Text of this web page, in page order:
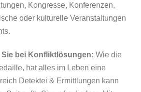
Kongresse, Konferenzen,
oder kulturelle Veranstaltungen
bei Konfliktlösungen: Wie die
hat alles im Leben eine
Detektei & Ermittlungen kann